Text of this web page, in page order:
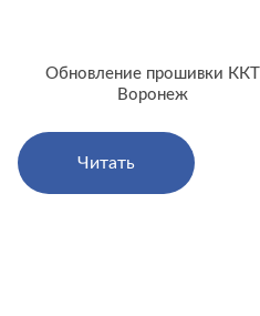
Обновление прошивки ККТ
Воронеж
Читать